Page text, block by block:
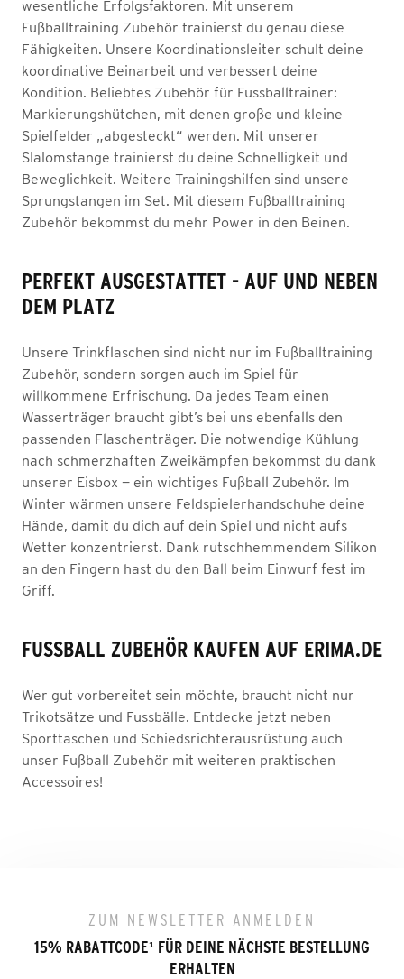
wesentliche Erfolgsfaktoren. Mit unserem
Fußballtraining Zubehör trainierst du genau diese
Fähigkeiten. Unsere Koordinationsleiter schult deine
koordinative Beinarbeit und verbessert deine
Kondition. Beliebtes Zubehör für Fussballtrainer:
Markierungshütchen, mit denen große und kleine
Spielfelder „abgesteckt“ werden. Mit unserer
Slalomstange trainierst du deine Schnelligkeit und
Beweglichkeit. Weitere Trainingshilfen sind unsere
Sprungstangen im Set. Mit diesem Fußballtraining
Zubehör bekommst du mehr Power in den Beinen.
PERFEKT AUSGESTATTET - AUF UND NEBEN
DEM PLATZ
Unsere Trinkflaschen sind nicht nur im Fußballtraining
Zubehör, sondern sorgen auch im Spiel für
willkommene Erfrischung. Da jedes Team einen
Wasserträger braucht gibt’s bei uns ebenfalls den
passenden Flaschenträger. Die notwendige Kühlung
nach schmerzhaften Zweikämpfen bekommst du dank
unserer Eisbox — ein wichtiges Fußball Zubehör. Im
Winter wärmen unsere Feldspielerhandschuhe deine
Hände, damit du dich auf dein Spiel und nicht aufs
Wetter konzentrierst. Dank rutschhemmendem Silikon
an den Fingern hast du den Ball beim Einwurf fest im
Griff.
FUSSBALL ZUBEHÖR KAUFEN AUF ERIMA.DE
Wer gut vorbereitet sein möchte, braucht nicht nur
Trikotsätze und Fussbälle. Entdecke jetzt neben
Sporttaschen und Schiedsrichterausrüstung auch
unser Fußball Zubehör mit weiteren praktischen
Accessoires!
ZUM NEWSLETTER ANMELDEN
15% RABATTCODE¹ FÜR DEINE NÄCHSTE BESTELLUNG
ERHALTEN